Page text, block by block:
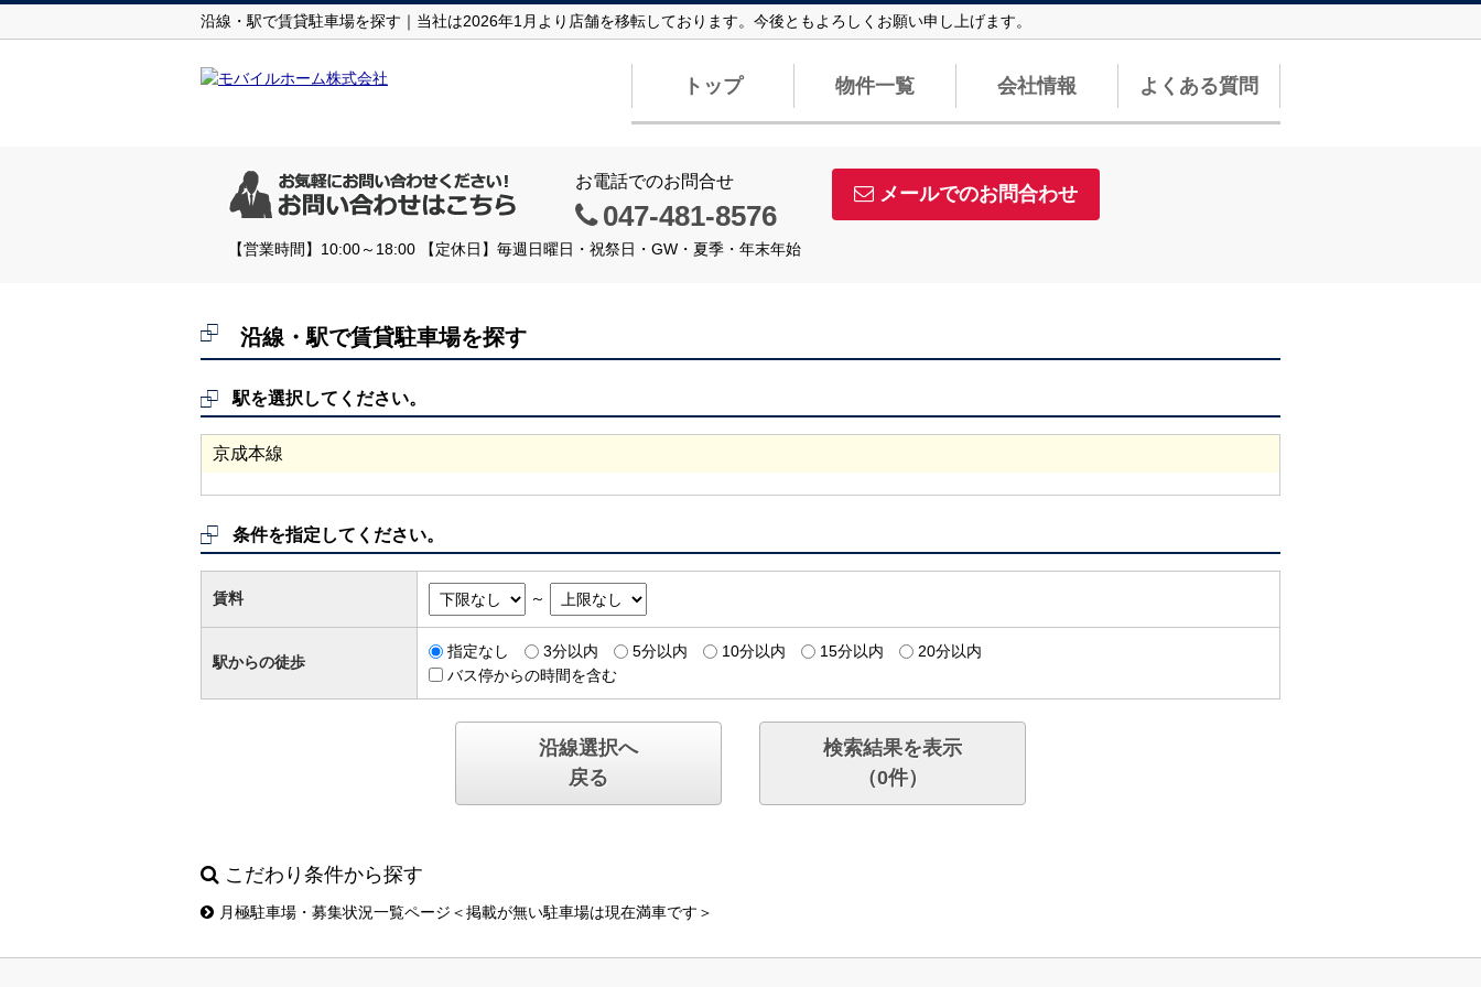
沿線・駅で賃貸駐車場を探す｜当社は2026年1月より店舗を移転しております。今後ともよろしくお願い申し上げます。
トップ 物件一覧 会社情報 よくある質問
お電話でのお問合せ
047-481-8576
メールでのお問合わせ
【営業時間】10:00～18:00 【定休日】毎週日曜日・祝祭日・GW・夏季・年末年始
沿線・駅で賃貸駐車場を探す
駅を選択してください。
京成本線
条件を指定してください。
賃料 ～
駅からの徒歩
指定なし 3分以内 5分以内 10分以内 15分以内
20分以内
バス停からの時間を含む
沿線選択へ
戻る
検索結果を表示
（0件）
こだわり条件から探す
月極駐車場・募集状況一覧ページ＜掲載が無い駐車場は現在満車です＞